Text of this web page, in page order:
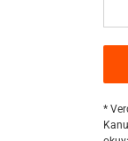
*